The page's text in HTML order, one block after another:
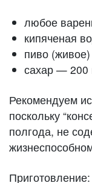
любое
кипяченая
пиво
сахар — 200
Рекомендуем
поскольку
полгода, не
Приготовление: